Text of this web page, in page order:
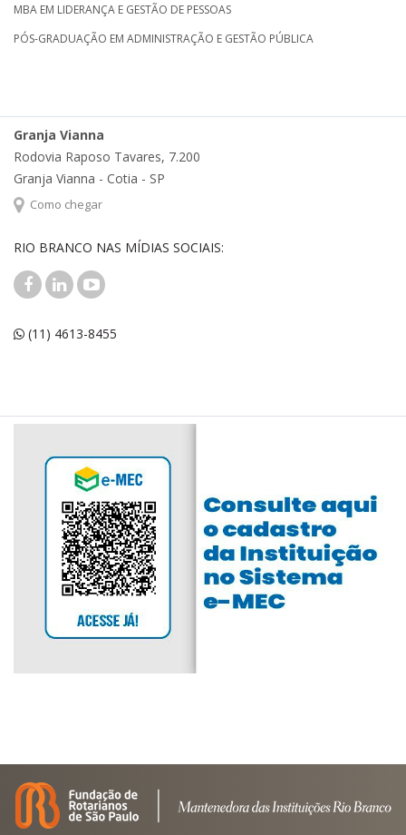
MBA EM LIDERANÇA E GESTÃO DE PESSOAS
PÓS-GRADUAÇÃO EM ADMINISTRAÇÃO E GESTÃO PÚBLICA
Granja Vianna
Rodovia Raposo Tavares, 7.200
Granja Vianna - Cotia - SP
Como chegar
RIO BRANCO NAS MÍDIAS SOCIAIS:
(11) 4613-8455